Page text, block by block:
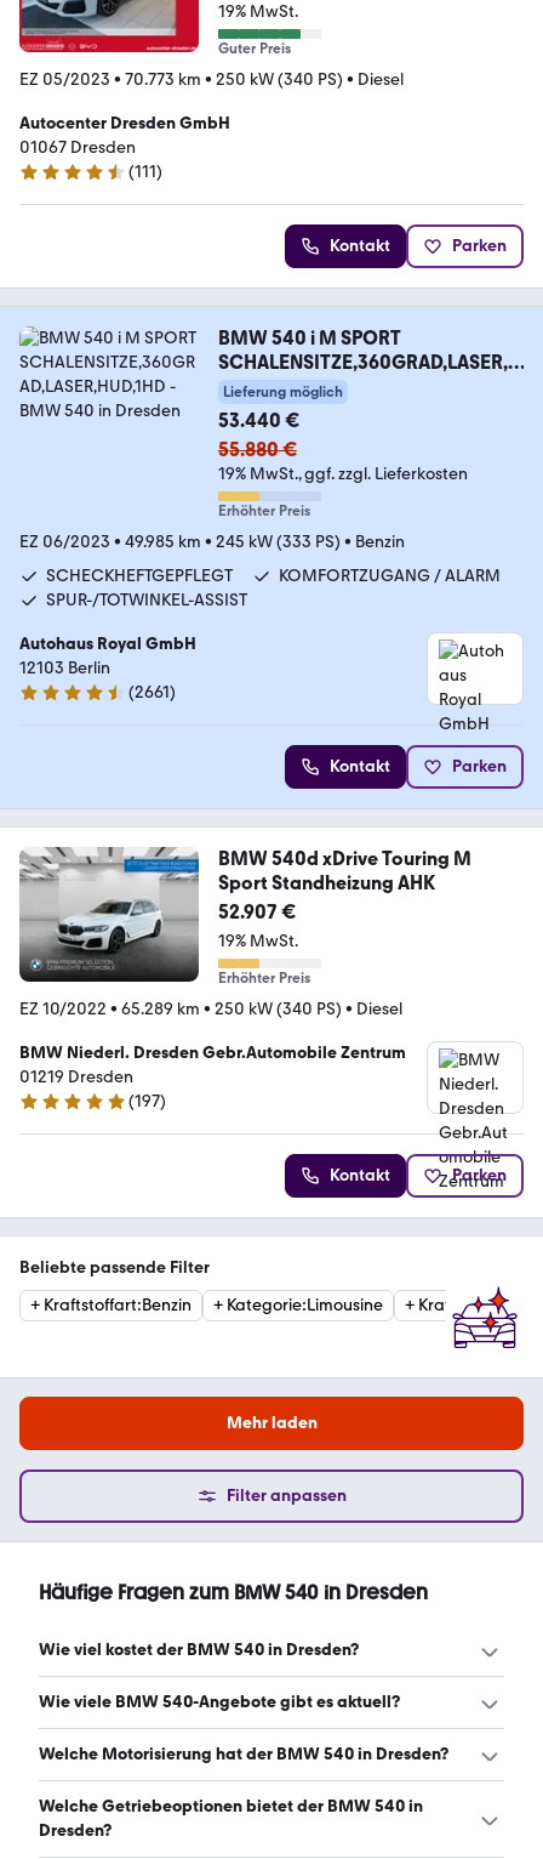
19% MwSt.
Guter Preis
EZ 05/2023 • 70.773 km • 250 kW (340 PS) • Diesel
Autocenter Dresden GmbH
01067 Dresden
4.4 Sterne
(111)
Kontakt Parken
BMW 540 i M SPORT
SCHALENSITZE,360GRAD,LASER,H
UD,1HD
Lieferung möglich
53.440 €
55.880 €
19% MwSt. ggf. zzgl. Lieferkosten
Erhöhter Preis
EZ 06/2023 • 49.985 km • 245 kW (333 PS) • Benzin
SCHECKHEFTGEPFLEGT
KOMFORTZUGANG / ALARM
SPUR-/TOTWINKEL-ASSIST
Autohaus Royal GmbH
12103 Berlin
4.6 Sterne
(2661)
Kontakt Parken
BMW 540d xDrive Touring M
Sport Standheizung AHK
52.907 €
19% MwSt.
Erhöhter Preis
EZ 10/2022 • 65.289 km • 250 kW (340 PS) • Diesel
BMW Niederl. Dresden Gebr.Automobile Zentrum
01219 Dresden
4.8 Sterne
(197)
Kontakt Parken
Beliebte passende Filter
+ Kraftstoffart:Benzin + Kategorie:Limousine + Kraftstoffart
Mehr laden
Filter anpassen
Häufige Fragen zum BMW 540 in Dresden
Wie viel kostet der BMW 540 in Dresden?
Ein guter Preis für einen BMW 540 in Dresden liegt
starten ab 592 € monatlich. (Stand: 6.8.2026)
Wie viele BMW 540-Angebote gibt es aktuell?
Es gibt insgesamt 51 BMW 540 bei mobile.de, davon 43
Welche Motorisierung hat der BMW 540 in Dresden?
Der BMW 540 in Dresden hat Leistungen zwischen 286
und 340 PS. (Stand: 6.8.2026)
Welche Getriebeoptionen bietet der BMW 540 in
Dresden?